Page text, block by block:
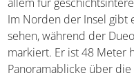
kleine Wasserratten
Dünenlandschaftlädt zu
Sehenswürdigkeiten wie
Überreste alter
geschichtsinteressierte